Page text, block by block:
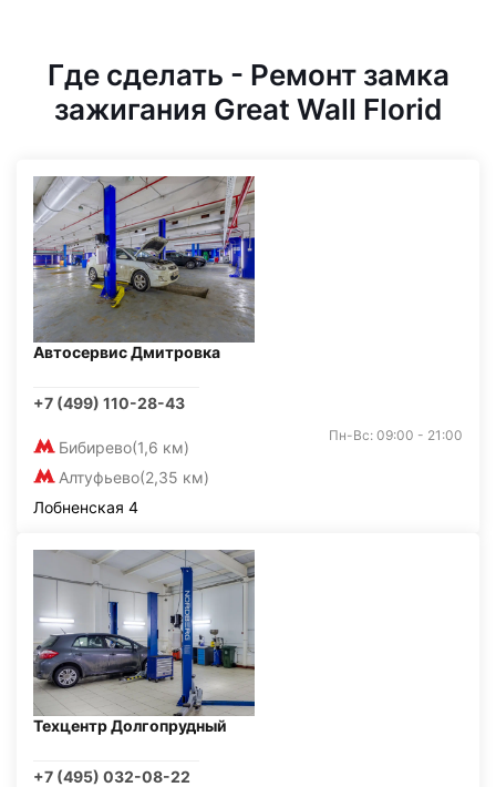
Где сделать - Ремонт замка
зажигания Great Wall Florid
Автосервис Дмитровка
+7 (499) 110-28-43
Бибирево(1,6 км)
Алтуфьево(2,35 км)
Пн-Вс: 09:00 - 21:00
Лобненская 4
Техцентр Долгопрудный
+7 (495) 032-08-22